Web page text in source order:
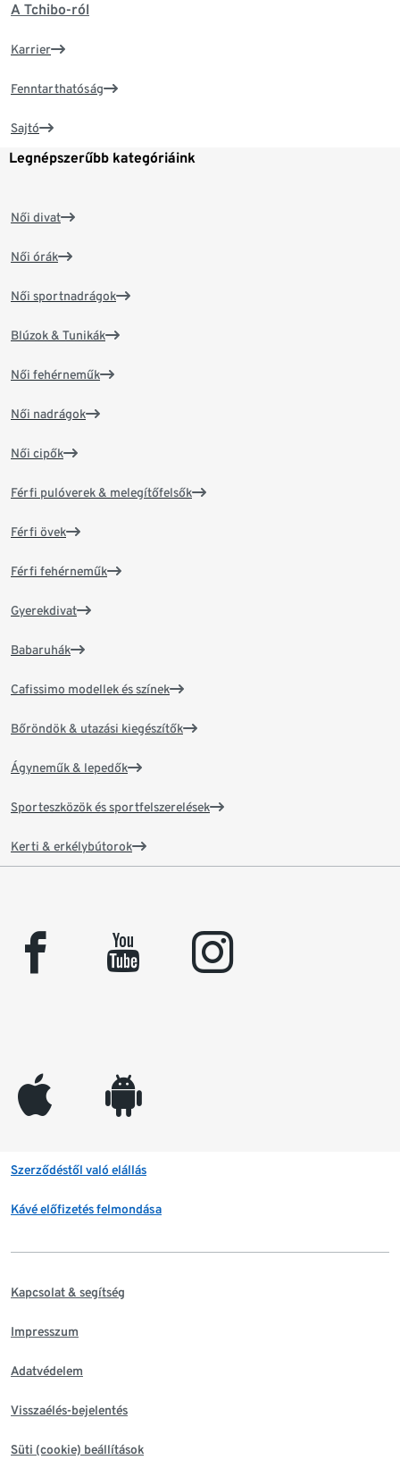
A Tchibo-ról
Karrier
Fenntarthatóság
Sajtó
Legnépszerűbb kategóriáink
Női divat
Női órák
Női sportnadrágok
Blúzok & Tunikák
Női fehérneműk
Női nadrágok
Női cipők
Férfi pulóverek & melegítőfelsők
Férfi övek
Férfi fehérneműk
Gyerekdivat
Babaruhák
Cafissimo modellek és színek
Bőröndök & utazási kiegészítők
Ágyneműk & lepedők
Sporteszközök és sportfelszerelések
Kerti & erkélybútorok
facebook youtube instagram
appleinc android
Szerződéstől való elállás
Kávé előfizetés felmondása
Kapcsolat & segítség
Impresszum
Adatvédelem
Visszaélés-bejelentés
Süti (cookie) beállítások